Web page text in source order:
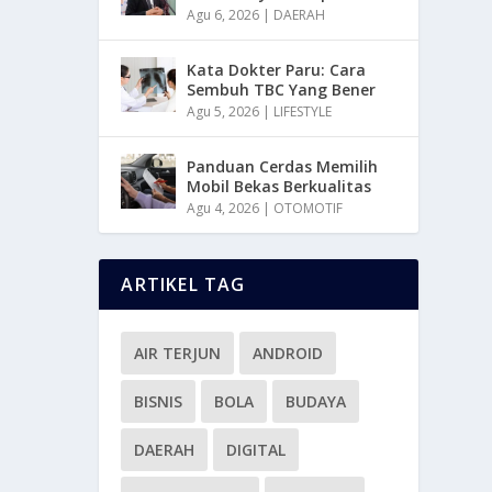
Agu 6, 2026 | DAERAH
Kata Dokter Paru: Cara
Sembuh TBC Yang Bener
Agu 5, 2026 | LIFESTYLE
Panduan Cerdas Memilih
Mobil Bekas Berkualitas
Agu 4, 2026 | OTOMOTIF
ARTIKEL TAG
AIR TERJUN ANDROID
BISNIS BOLA BUDAYA
DAERAH DIGITAL